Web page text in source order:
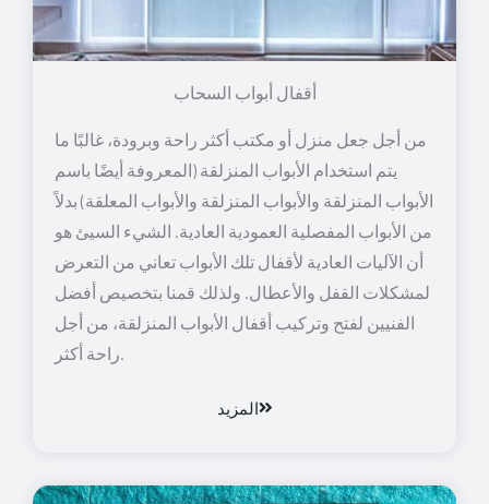
أقفال أبواب السحاب
من أجل جعل منزل أو مكتب أكثر راحة وبرودة، غالبًا ما
يتم استخدام الأبواب المنزلقة (المعروفة أيضًا باسم
الأبواب المنزلقة والأبواب المنزلقة والأبواب المعلقة) بدلاً
من الأبواب المفصلية العمودية العادية. الشيء السيئ هو
أن الآليات العادية لأقفال تلك الأبواب تعاني من التعرض
لمشكلات القفل والأعطال. ولذلك قمنا بتخصيص أفضل
الفنيين لفتح وتركيب أقفال الأبواب المنزلقة، من أجل
راحة أكثر.
المزيد